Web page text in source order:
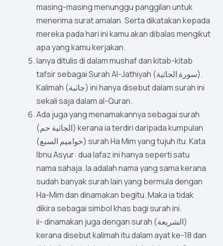
masing-masing menunggu panggilan untuk
menerima surat amalan. Serta dikatakan kepada
mereka pada hari ini kamu akan dibalas mengikut
apa yang kamu kerjakan.
Ianya ditulis di dalam mushaf dan kitab-kitab
tafsir sebagai Surah Al-Jathiyah (سورة الجاثية).
Kalimah (جاثية) ini hanya disebut dalam surah ini
sekali saja dalam al-Quran.
Ada juga yang menamakannya sebagai surah
(الجاثية حم) kerana ia terdiri daripada kumpulan
(حواميم السبع) surah Ha Mim yang tujuh itu. Kata
Ibnu Asyur: dua lafaz ini hanya seperti satu
nama sahaja. Ia adalah nama yang sama kerana
sudah banyak surah lain yang bermula dengan
Ha-Mim dan dinamakan begitu. Maka ia tidak
dikira sebagai simbol khas bagi surah ini.
ii- dinamakan juga dengan surah (الشريعة)
kerana disebut kalimah itu dalam ayat ke-18 dan